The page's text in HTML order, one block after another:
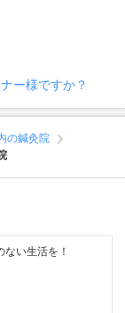
ー様ですか？
の鍼灸院
い生活を！